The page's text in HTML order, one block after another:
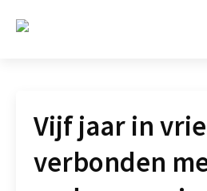
Vijf jaar in
verbonden